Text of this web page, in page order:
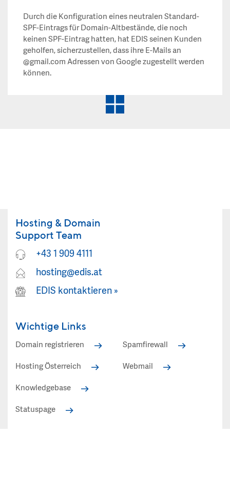
Durch die Konfiguration eines neutralen Standard-
SPF-Eintrags für Domain-Altbestände, die noch
keinen SPF-Eintrag hatten, hat EDIS seinen Kunden
geholfen, sicherzustellen, dass ihre E-Mails an
@gmail.com Adressen von Google zugestellt werden
können.
Hosting & Domain
Support Team
+43 1 909 4111
hosting@edis.at
EDIS kontaktieren »
Wichtige Links
Domain registrieren
Hosting Österreich
Knowledgebase
Spamfirewall
Webmail
Statuspage